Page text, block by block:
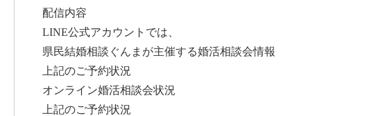
配信内容
LINE公式アカウントでは、
県民結婚相談ぐんまが主催する婚活相談会情報
上記のご予約状況
オンライン婚活相談会状況
上記のご予約状況